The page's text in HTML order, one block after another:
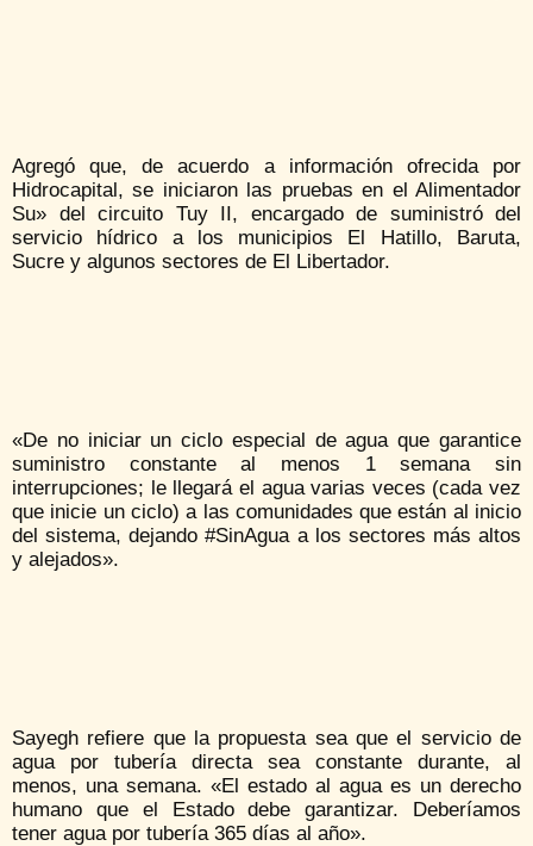
Agregó que, de acuerdo a información ofrecida por
Hidrocapital, se iniciaron las pruebas en el Alimentador
Su» del circuito Tuy II, encargado de suministró del
servicio hídrico a los municipios El Hatillo, Baruta,
Sucre y algunos sectores de El Libertador.
«De no iniciar un ciclo especial de agua que garantice
suministro constante al menos 1 semana sin
interrupciones; le llegará el agua varias veces (cada vez
que inicie un ciclo) a las comunidades que están al inicio
del sistema, dejando #SinAgua a los sectores más altos
y alejados».
Sayegh refiere que la propuesta sea que el servicio de
agua por tubería directa sea constante durante, al
menos, una semana. «El estado al agua es un derecho
humano que el Estado debe garantizar. Deberíamos
tener agua por tubería 365 días al año».